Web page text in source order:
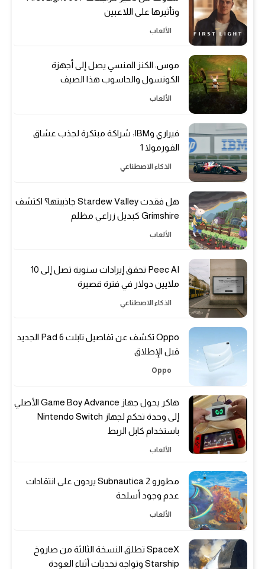
وتأثيرها على اللاعبين
الألعاب
موس: الكنز المنسي يصل إلى أجهزة
الكونسول والحاسوب هذا الصيف
الألعاب
فيراري وIBM: شراكة مبتكرة لجذب عشاق
الفورمولا 1
الذكاء الاصطناعي
هل فقدت Stardew Valley جاذبيتها؟ اكتشف
Grimshire كبديل زراعي مظلم
الألعاب
Peec AI تحقق إيرادات سنوية تصل إلى 10
ملايين دولار في فترة قصيرة
الذكاء الاصطناعي
Oppo تكشف عن تفاصيل تابلت Pad 6 الجديد
قبل الإطلاق
Oppo
هاكر يحول جهاز Game Boy Advance الأصلي
إلى وحدة تحكم لجهاز Nintendo Switch
باستخدام كابل الربط
الألعاب
مطورو Subnautica 2 يردون على انتقادات
عدم وجود أسلحة
الألعاب
SpaceX تطلق النسخة الثالثة من صاروخ
Starship وتواجه تحديات أثناء العودة